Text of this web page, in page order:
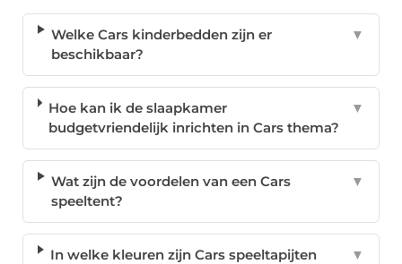
Welke Cars kinderbedden zijn er
beschikbaar?
▼
Hoe kan ik de slaapkamer
budgetvriendelijk inrichten in Cars thema?
▼
Wat zijn de voordelen van een Cars
speeltent?
▼
In welke kleuren zijn Cars speeltapijten
▼